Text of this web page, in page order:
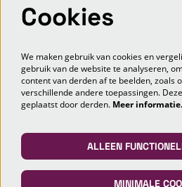
Meld je aan voor de
Deze site wordt beschermd door reCAPTCHA, dataverwerking
Cookies
We maken gebruik van cookies en
gebruik van de website te analyseren,
content van derden af te beelden, zoals
verschillende andere toepassingen.
geplaatst door derden. Meer
ALLEEN
MINIMALE